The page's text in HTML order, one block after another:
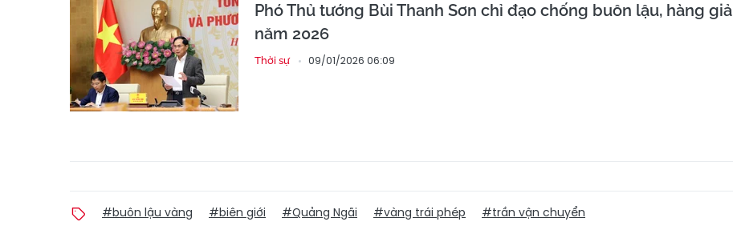
Phó Thủ tướng Bùi Thanh Sơn chỉ đạo chống buôn lậu, hàng giả
năm 2026
Thời sự 09/01/2026 06:09
#buôn lậu vàng #biên giới #Quảng Ngãi #vàng trái phép #trần vận chuyển